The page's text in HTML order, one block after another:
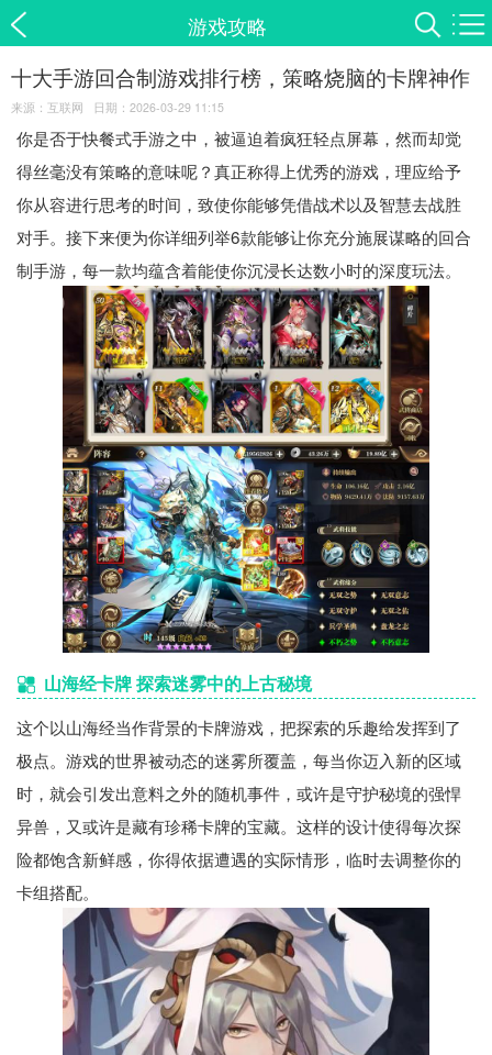
游戏攻略
十大手游回合制游戏排行榜，策略烧脑的卡牌神作
来源：互联网 日期：2026-03-29 11:15
你是否于快餐式手游之中，被逼迫着疯狂轻点屏幕，然而却觉
得丝毫没有策略的意味呢？真正称得上优秀的游戏，理应给予
你从容进行思考的时间，致使你能够凭借战术以及智慧去战胜
对手。接下来便为你详细列举6款能够让你充分施展谋略的回合
制手游，每一款均蕴含着能使你沉浸长达数小时的深度玩法。
山海经卡牌 探索迷雾中的上古秘境
这个以山海经当作背景的卡牌游戏，把探索的乐趣给发挥到了
极点。游戏的世界被动态的迷雾所覆盖，每当你迈入新的区域
时，就会引发出意料之外的随机事件，或许是守护秘境的强悍
异兽，又或许是藏有珍稀卡牌的宝藏。这样的设计使得每次探
险都饱含新鲜感，你得依据遭遇的实际情形，临时去调整你的
卡组搭配。